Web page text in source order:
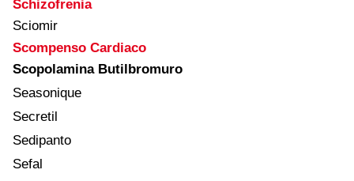
Schizofrenia
Sciomir
Scompenso Cardiaco
Scopolamina Butilbromuro
Seasonique
Secretil
Sedipanto
Sefal